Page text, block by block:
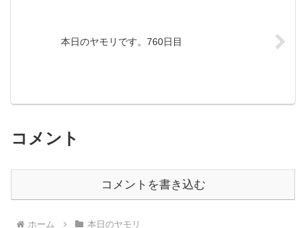
本日のヤモリです。760日目
コメント
コメントを書き込む
ホーム 本日のヤモリ